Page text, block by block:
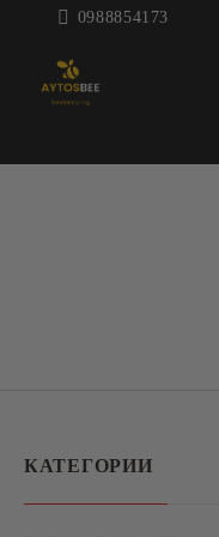
0988854173
КАТЕГОРИИ